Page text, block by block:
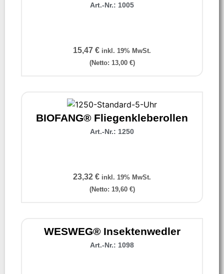
Art.-Nr.: 1005
15,47 € inkl. 19% MwSt.
(Netto: 13,00 €)
BIOFANG® Fliegenkleberollen
Art.-Nr.: 1250
23,32 € inkl. 19% MwSt.
(Netto: 19,60 €)
WESWEG® Insektenwedler
Art.-Nr.: 1098